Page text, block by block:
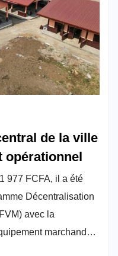
de la ville
opérationnel
977 FCFA, il a été
Décentralisation
avec la
marchand…